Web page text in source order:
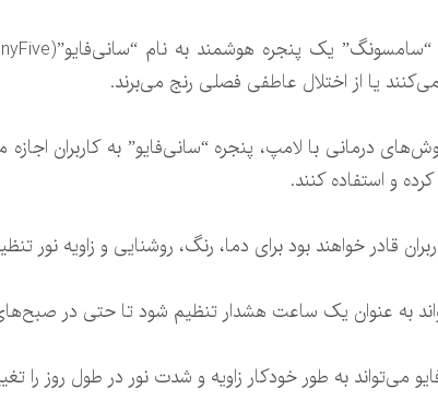
یا از اختلال عاطفی فصلی رنج می‌برند.
درمانی با لامپ، پنجره “سانی‌فایو” به کاربران
و استفاده کنند.
قادر خواهند بود برای دما، رنگ، روشنایی و زاویه نور
به عنوان یک ساعت هشدار تنظیم شود تا حتی در
می‌تواند به طور خودکار زاویه و شدت نور در طول روز را